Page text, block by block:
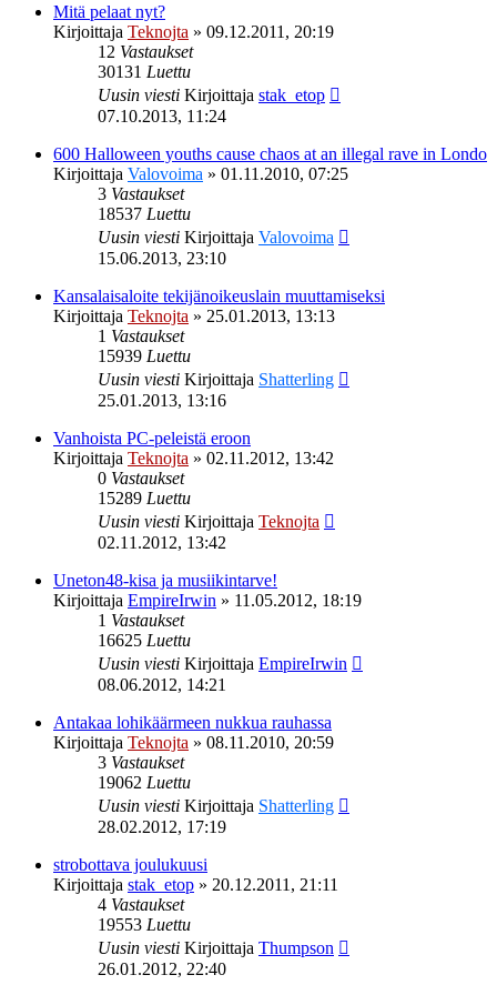
Mitä pelaat nyt?
Kirjoittaja Teknojta » 09.12.2011, 20:19
12 Vastaukset
30131 Luettu
Uusin viesti Kirjoittaja stak_etop
07.10.2013, 11:24
600 Halloween youths cause chaos at an illegal rave in Londo
Kirjoittaja Valovoima » 01.11.2010, 07:25
3 Vastaukset
18537 Luettu
Uusin viesti Kirjoittaja Valovoima
15.06.2013, 23:10
Kansalaisaloite tekijänoikeuslain muuttamiseksi
Kirjoittaja Teknojta » 25.01.2013, 13:13
1 Vastaukset
15939 Luettu
Uusin viesti Kirjoittaja Shatterling
25.01.2013, 13:16
Vanhoista PC-peleistä eroon
Kirjoittaja Teknojta » 02.11.2012, 13:42
0 Vastaukset
15289 Luettu
Uusin viesti Kirjoittaja Teknojta
02.11.2012, 13:42
Uneton48-kisa ja musiikintarve!
Kirjoittaja EmpireIrwin » 11.05.2012, 18:19
1 Vastaukset
16625 Luettu
Uusin viesti Kirjoittaja EmpireIrwin
08.06.2012, 14:21
Antakaa lohikäärmeen nukkua rauhassa
Kirjoittaja Teknojta » 08.11.2010, 20:59
3 Vastaukset
19062 Luettu
Uusin viesti Kirjoittaja Shatterling
28.02.2012, 17:19
strobottava joulukuusi
Kirjoittaja stak_etop » 20.12.2011, 21:11
4 Vastaukset
19553 Luettu
Uusin viesti Kirjoittaja Thumpson
26.01.2012, 22:40